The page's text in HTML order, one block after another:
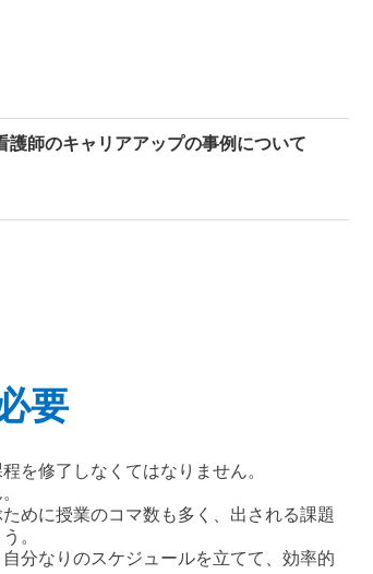
護師のキャリアアップの事例について
要
を修了しなくてはなりません。
めに授業のコマ数も多く、出される課題
。
分なりのスケジュールを立てて、効率的